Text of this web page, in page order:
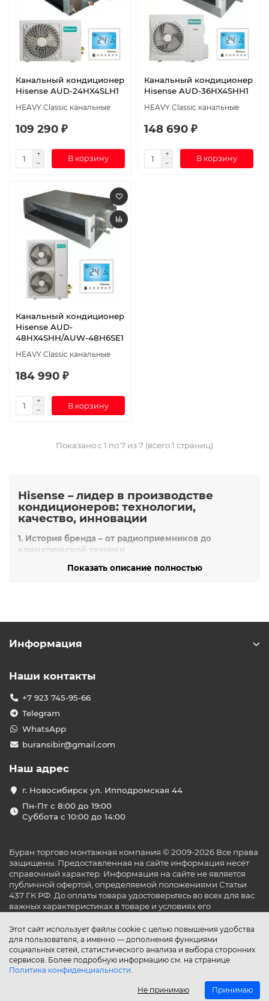
Канальный кондиционер
Hisense AUD-24HX4SLH1
HEAVY Classic канальные
109 290 ₽
В корзину
Канальный кондиционер
Hisense AUD-36HX4SHH1
HEAVY Classic канальные
148 690 ₽
В корзину
Канальный кондиционер
Hisense AUD-
48HX4SHH/AUW-48H6SE1
HEAVY Classic канальные
184 990 ₽
В корзину
Показано с 1 по 7 из 7 (всего 1 страниц)
Hisense – лидер в производстве
кондиционеров: технологии,
качество, инновации
1. История бренда – от радиоприемников до
климатической техники
(Китай). Начинала с выпуска радиоприемников, а
ТОП-2 в Китае
ТОП-5 в России
брендов
13 заводов
Франция и др.).
решений.
3. Технологии Hisense: инновации и патенты
400+ патентовв сфере кондиционирования.
Совместные проекты с Hitachi
Ключевые разработки:
Инверторные технологии(первый
китайский бренд с таким решением).
Мульти-сплит системы– лидерство на
азиатском рынке.
4. Глобальная экспансия: поставки в 130+ стран
Официальные продажи в России с 2018
года(дистрибьютор – «БРИЗ-Климатические
системы»).
США, Европа, Австралия, Южная Африка–
ключевые рынки сбыта.
Показать описание полностью
Этот сайт использует файлы cookie с целью повышения удобства
для пользователя, а именно — дополнения функциями
социальных сетей, статистического анализа и выбора сторонних
сервисов. Более подробную информацию см. на странице
Политика конфиденциальности.
Не принимаю Принимаю
Информация
Наши контакты
+7 923 745-95-66
Telegram
WhatsApp
buransibir@gmail.com
Наш адрес
г. Новосибирск ул. Ипподромская 44
Пн-Пт с 8:00 до 19:00
Суббота с 10:00 до 14:00
Буран торгово монтажная компания © 2009-2026 Все права
защищены. Предоставленная на сайте информация несёт
справочный характер. Информация на сайте не является
публичной офертой, определяемой положениями Статьи
437 ГК РФ. До оплаты товара удостоверьтесь во всех для вас
важных характеристиках в товаре и условиях его